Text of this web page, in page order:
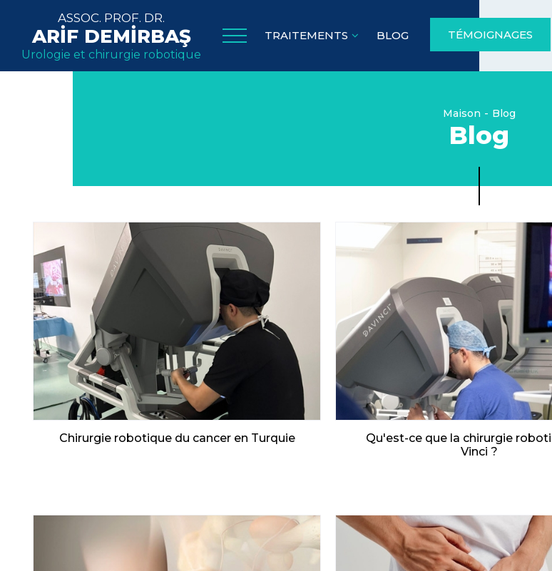
ASSOC. PROF. DR.
ARİF DEMİRBAŞ
Urologie et chirurgie robotique
TRAITEMENTS BLOG TÉMOIGNAGES
Maison Blog
Blog
Chirurgie robotique du cancer en Turquie
Qu'est-ce que la chirurgie
Vinci ?